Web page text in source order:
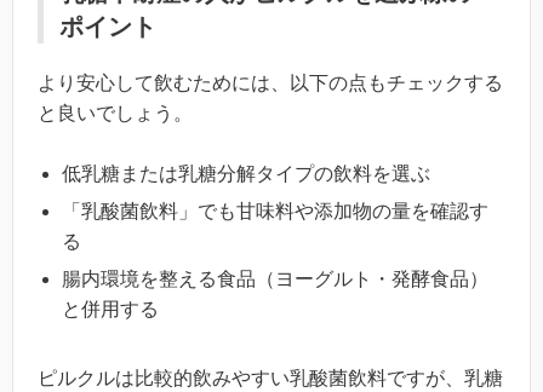
ポイント
より安心して飲むためには、以下の点もチェックする
と良いでしょう。
低乳糖または乳糖分解タイプの飲料を選ぶ
「乳酸菌飲料」でも甘味料や添加物の量を確認す
る
腸内環境を整える食品（ヨーグルト・発酵食品）
と併用する
ピルクルは比較的飲みやすい乳酸菌飲料ですが、乳糖